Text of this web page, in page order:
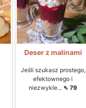
Deser z malinami
Jeśli szukasz prostego,
efektownego i
niezwykle... ⇖ 79